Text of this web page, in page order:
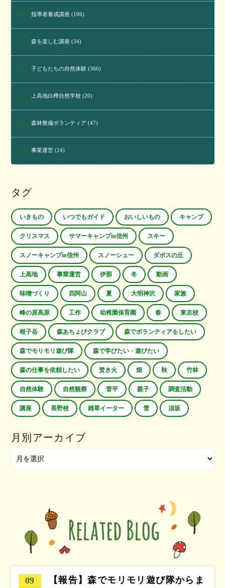
指導者養成講座(106)
森を楽しむ講座(34)
子どもたちの自然体験(366)
上高地白樺自然学校(20)
森林整備ボランティア (47)
事業運営(24)
タグ
いきもの いつでもガイド おいしいもの キャンプ
クリスマス サマーキャンプin信州 スキー
スノーキャンプin信州 スノーシュー ダボスの丘
上高地 事業運営 伊那 冬 動画
味噌づくり 四阿山 夏 大明神沢 家族
峰の原高原 工作 幼稚園保育園 春 東京校
根子岳 森あちょびクラブ 森でボランティアをしたい
森でモリモリ遊び隊 森で学びたい・遊びたい
森の仕事を依頼したい 焚き火 畑 秋 竹林
自然体験 自然観察 菅平 親子 調査活動
講座 長野校 雑草イーター 雪 須坂
月別アーカイブ
09
【報告】森でモリモリ遊び隊からま